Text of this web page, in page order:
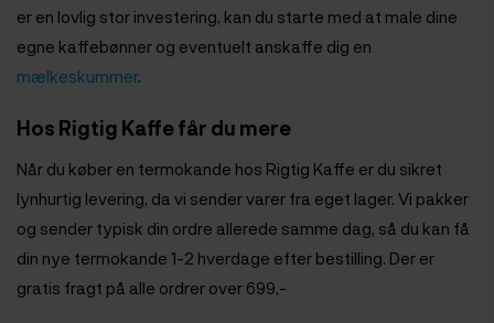
er en lovlig stor investering, kan du starte med at male dine
egne kaffebønner og eventuelt anskaffe dig en
mælkeskummer.
Hos Rigtig Kaffe får du mere
Når du køber en termokande hos Rigtig Kaffe er du sikret
lynhurtig levering, da vi sender varer fra eget lager. Vi pakker
og sender typisk din ordre allerede samme dag, så du kan få
din nye termokande 1-2 hverdage efter bestilling. Der er
gratis fragt på alle ordrer over 699,-